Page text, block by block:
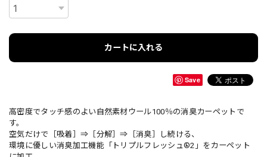
カートに入れる
Save
高密度でタッチ感のよい自然素材ウール100％の消臭カーペットで
す。
空気だけで［吸着］⇒［分解］⇒［消臭］し続ける、
環境に優しい消臭加工機能「トリプルフレッシュ®2」をカーペット